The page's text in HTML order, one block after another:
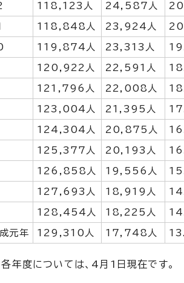
118,123人 24,587人
118,848人 23,924人
119,874人 23,313人
120,922人 22,591人
121,796人 22,008人
123,004人 21,395人
124,304人 20,875人
125,377人 20,193人
126,858人 19,556人
127,693人 18,919人
128,454人 18,225人
元年 129,310人 17,748人
各年度については、4月1日現在です。